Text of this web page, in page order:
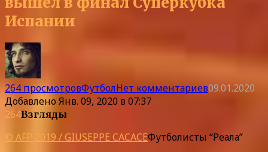
Испании
264 просмотровФутболНет комментариев09.01.2020
Добавлено Янв. 09, 2020 в 07:37
264Взгляды
© AFP 2019 / GIUSEPPE CACACEФутболисты “Реала”